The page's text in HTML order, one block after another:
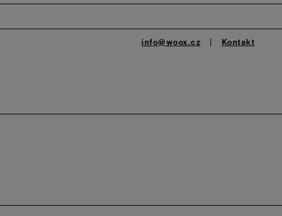
info@woox.cz Kontakt